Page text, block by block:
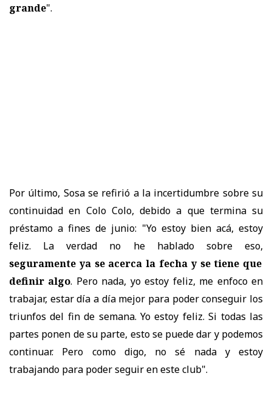
grande".
Por último, Sosa se refirió a la incertidumbre sobre su
continuidad en Colo Colo, debido a que termina su
préstamo a fines de junio: "Yo estoy bien acá, estoy
feliz. La verdad no he hablado sobre eso,
seguramente ya se acerca la fecha y se tiene que
definir algo. Pero nada, yo estoy feliz, me enfoco en
trabajar, estar día a día mejor para poder conseguir los
triunfos del fin de semana. Yo estoy feliz. Si todas las
partes ponen de su parte, esto se puede dar y podemos
continuar. Pero como digo, no sé nada y estoy
trabajando para poder seguir en este club".